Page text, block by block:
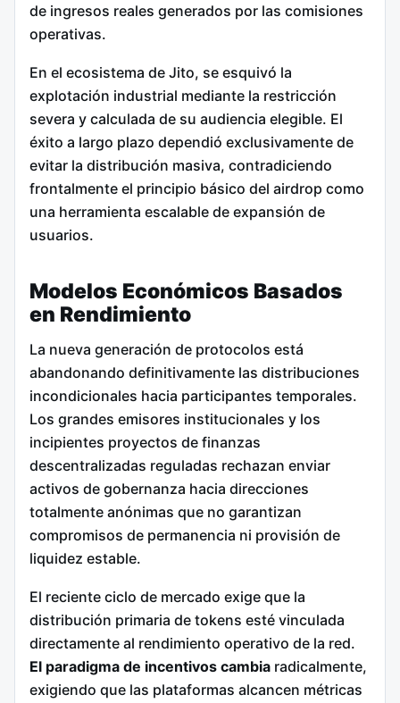
de ingresos reales generados por las comisiones
operativas.
En el ecosistema de Jito, se esquivó la
explotación industrial mediante la restricción
severa y calculada de su audiencia elegible. El
éxito a largo plazo dependió exclusivamente de
evitar la distribución masiva, contradiciendo
frontalmente el principio básico del airdrop como
una herramienta escalable de expansión de
usuarios.
Modelos Económicos Basados
en Rendimiento
La nueva generación de protocolos está
abandonando definitivamente las distribuciones
incondicionales hacia participantes temporales.
Los grandes emisores institucionales y los
incipientes proyectos de finanzas
descentralizadas reguladas rechazan enviar
activos de gobernanza hacia direcciones
totalmente anónimas que no garantizan
compromisos de permanencia ni provisión de
liquidez estable.
El reciente ciclo de mercado exige que la
distribución primaria de tokens esté vinculada
directamente al rendimiento operativo de la red.
El paradigma de incentivos cambia radicalmente,
exigiendo que las plataformas alcancen métricas